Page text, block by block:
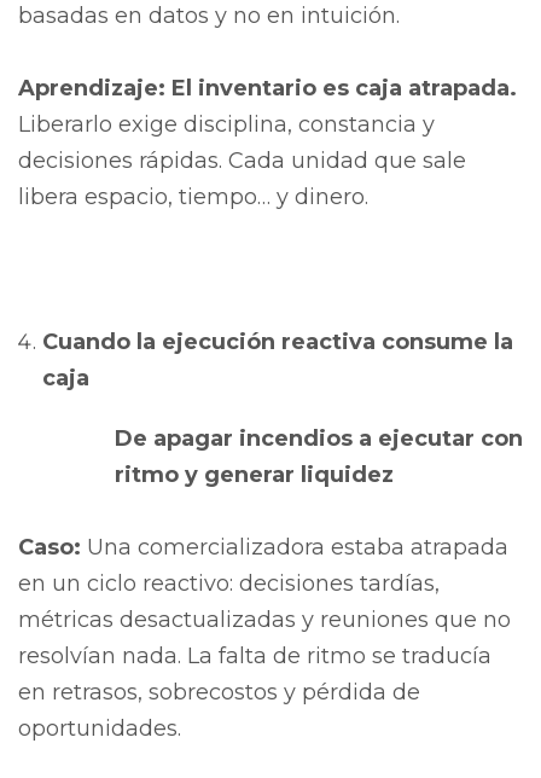
basadas en datos y no en intuición.
Aprendizaje: El inventario es caja atrapada.
Liberarlo exige disciplina, constancia y
decisiones rápidas. Cada unidad que sale
libera espacio, tiempo… y dinero.
Cuando la ejecución reactiva consume la
caja
De apagar incendios a ejecutar con
ritmo y generar liquidez
Caso: Una comercializadora estaba atrapada
en un ciclo reactivo: decisiones tardías,
métricas desactualizadas y reuniones que no
resolvían nada. La falta de ritmo se traducía
en retrasos, sobrecostos y pérdida de
oportunidades.